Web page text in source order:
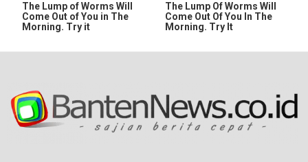
The Lump of Worms Will
Come Out of You in The
Morning. Try it
The Lump Of Worms Will
Come Out Of You In The
Morning. Try It